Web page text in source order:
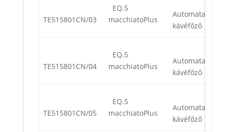
TE515801CN/03
EQ.5
macchiatoPlus
Automata
kávéfőző
TE515801CN/04
EQ.5
macchiatoPlus
Automata
kávéfőző
TE515801CN/05
EQ.5
macchiatoPlus
Automata
kávéfőző